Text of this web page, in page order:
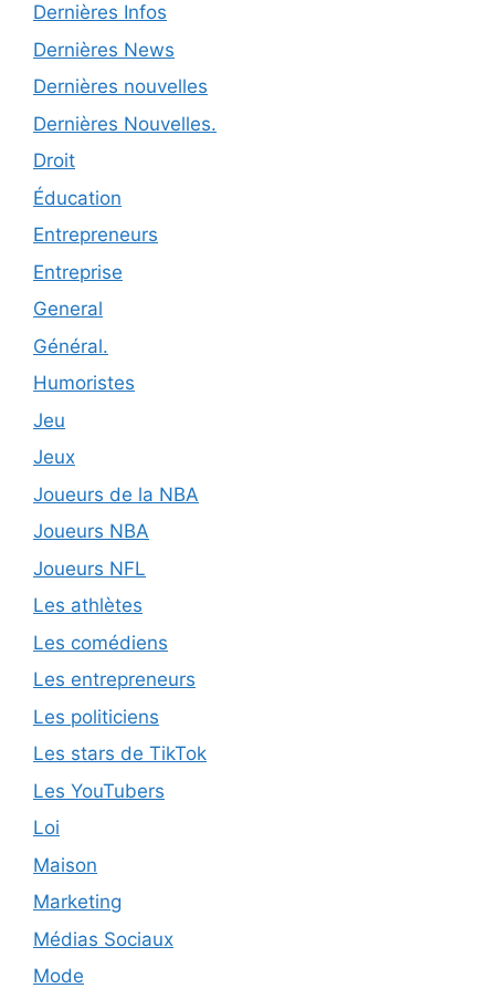
Dernières Infos
Dernières News
Dernières nouvelles
Dernières Nouvelles.
Droit
Éducation
Entrepreneurs
Entreprise
General
Général.
Humoristes
Jeu
Jeux
Joueurs de la NBA
Joueurs NBA
Joueurs NFL
Les athlètes
Les comédiens
Les entrepreneurs
Les politiciens
Les stars de TikTok
Les YouTubers
Loi
Maison
Marketing
Médias Sociaux
Mode